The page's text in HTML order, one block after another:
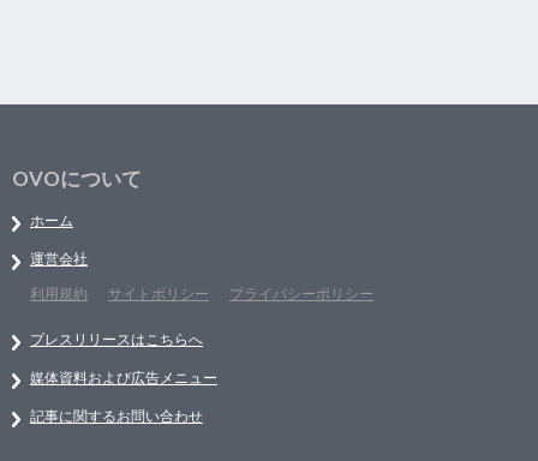
OVOについて
ホーム
運営会社
利用規約
サイトポリシー プライバシーポリシー
プレスリリースはこちらへ
媒体資料および広告メニュー
記事に関するお問い合わせ